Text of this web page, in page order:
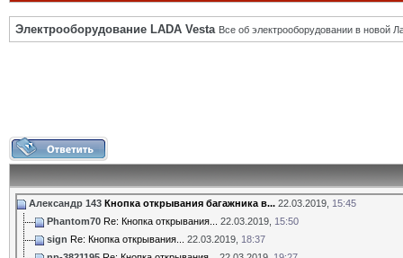
Электрооборудование LADA Vesta Все об электрооборудовании в новой
Александр 143 Кнопка открывания багажника в... 22.03.2019, 15:45
Phantom70 Re: Кнопка открывания... 22.03.2019, 15:50
sign Re: Кнопка открывания... 22.03.2019, 18:37